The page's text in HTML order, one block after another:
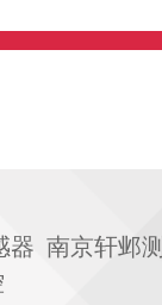
器 南京轩邺测